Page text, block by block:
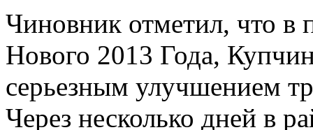
Чиновник отметил, что в
Нового 2013 Года,
серьезным улучшением
Через несколько дней в